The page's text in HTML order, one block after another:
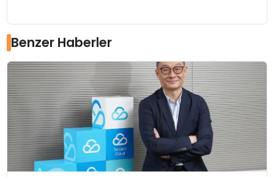
Benzer Haberler